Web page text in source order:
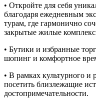
• Откройте для себя
благодаря ежедневным
турам, где гармонично
закрытые жилые
• Бутики и избранные
шопинг и комфортное
• В рамках культурного и
посетить близлежащие
достопримечательности.